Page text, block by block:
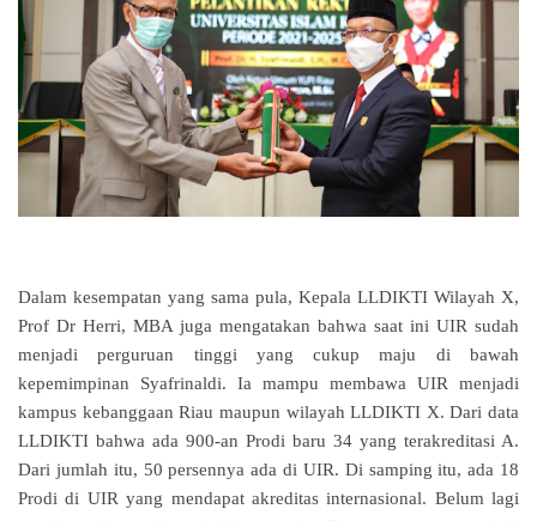
Dalam kesempatan yang sama pula, Kepala LLDIKTI Wilayah X,
Prof Dr Herri, MBA juga mengatakan bahwa saat ini UIR sudah
menjadi perguruan tinggi yang cukup maju di bawah
kepemimpinan Syafrinaldi. Ia mampu membawa UIR menjadi
kampus kebanggaan Riau maupun wilayah LLDIKTI X. Dari data
LLDIKTI bahwa ada 900-an Prodi baru 34 yang terakreditasi A.
Dari jumlah itu, 50 persennya ada di UIR. Di samping itu, ada 18
Prodi di UIR yang mendapat akreditas internasional. Belum lagi